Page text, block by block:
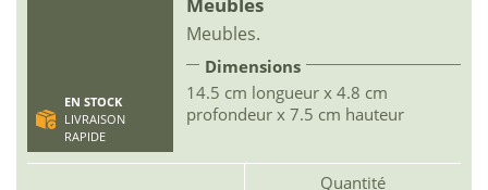
EN STOCK
LIVRAISON
RAPIDE
Meubles.
Dimensions
14.5 cm longueur x 4.8 cm
profondeur x 7.5 cm hauteur
Quantité